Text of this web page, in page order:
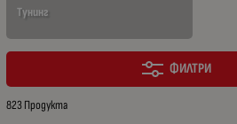
Тунинг
ФИЛТРИ
823 Продукта